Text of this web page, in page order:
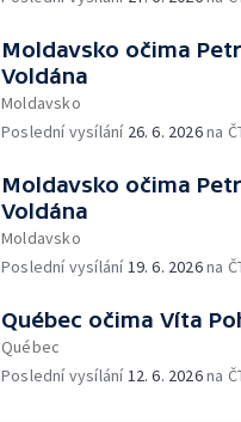
Moldavsko očima
Voldána
Moldavsko
Poslední vysílání 26. 6. 2026na
Moldavsko očima
Voldána
Moldavsko
Poslední vysílání19. 6. 2026na
Québec očima Víta
Québec
Poslední vysílání12. 6. 2026na